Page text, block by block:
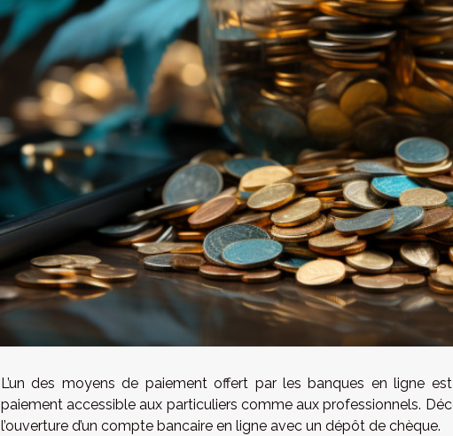
L’un des moyens de paiement offert par les banques en ligne
paiement accessible aux particuliers comme aux professionnels.
l’ouverture d’un compte bancaire en ligne avec un dépôt de chèque.